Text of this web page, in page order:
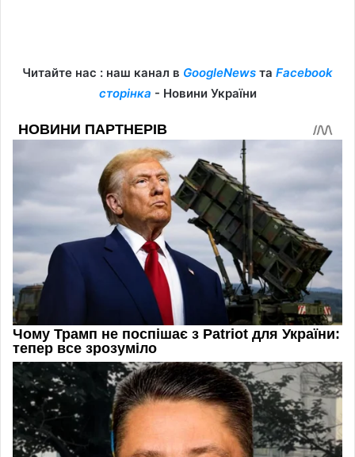
Читайте нас : наш канал в GoogleNews та Facebook
сторінка - Новини України